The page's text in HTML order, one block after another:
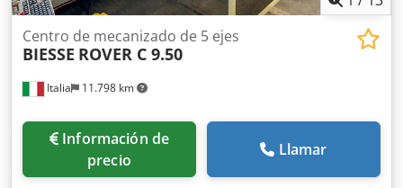
Italia 11.798 km
Centro de mecanizado de 5 ejes
BIESSE ROVER C 9.50
Información de
precio
Llamar